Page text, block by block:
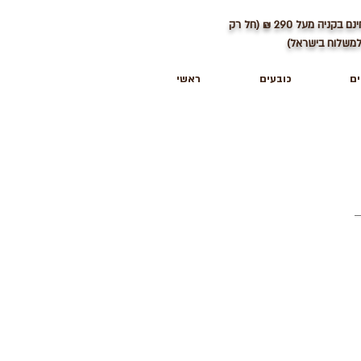
בקניה מעל290₪ (חל רק
למשלוח בישראל)
ראשי כובעים